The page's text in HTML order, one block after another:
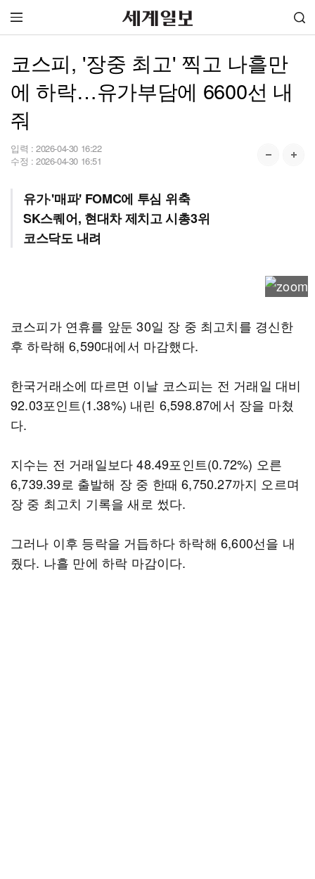
코스피, '장중 최고' 찍고 나흘만
에 하락…유가부담에 6600선 내
줘
입력 : 2026-04-30 16:22
수정 : 2026-04-30 16:51
유가·'매파' FOMC에 투심 위축
SK스퀘어, 현대차 제치고 시총3위
코스닥도 내려
코스피가 연휴를 앞둔 30일 장 중 최고치를 경신한
후 하락해 6,590대에서 마감했다.
한국거래소에 따르면 이날 코스피는 전 거래일 대비
92.03포인트(1.38%) 내린 6,598.87에서 장을 마쳤
다.
지수는 전 거래일보다 48.49포인트(0.72%) 오른
6,739.39로 출발해 장 중 한때 6,750.27까지 오르며
장 중 최고치 기록을 새로 썼다.
그러나 이후 등락을 거듭하다 하락해 6,600선을 내
줬다. 나흘 만에 하락 마감이다.